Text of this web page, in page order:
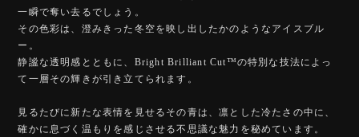
一瞬で奪い去るでしょう。
その色彩は、澄みきった冬空を映し出したかのようなアイスブル
ー。
静謐な透明感とともに、Bright Brilliant Cut™️の特別な技法によっ
て一層その輝きが引き立てられます。
見るたびに新たな表情を見せるその青は、凛とした冷たさの中に、
確かに息づく温もりを感じさせる不思議な魅力を秘めています。